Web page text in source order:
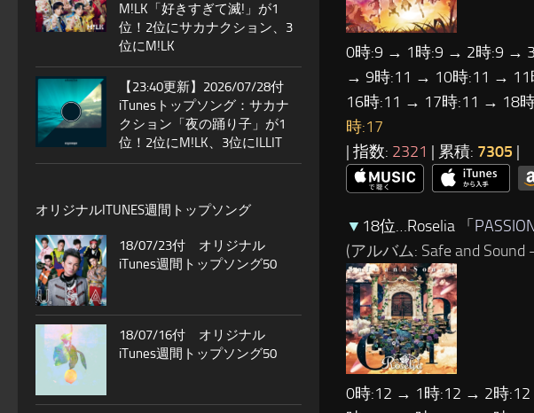
0時:9 → 1時:9 → 2時:9 →
→ 9時:11 → 10時:11 →
16時:11 → 17時:11 → 18
時:17
| 指数: 2321 | 累積: 7305 |
▼ 18位…Roselia 「
(アルバム: Safe and Sound
0時:12 → 1時:12 → 2時
M!LK「好きすぎて滅!」が1
位！2位にサカナクション、3
位にM!LK
【23:40更新】2026/07/28付
iTunesトップソング：サカナ
クション「夜の踊り子」が1
位！2位にM!LK、3位にILLIT
オリジナルITUNES週間トップソング
18/07/23付 オリジナル
iTunes週間トップソング50
18/07/16付 オリジナル
iTunes週間トップソング50